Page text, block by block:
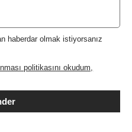
haberdar olmak istiyorsanız
politikasını okudum,